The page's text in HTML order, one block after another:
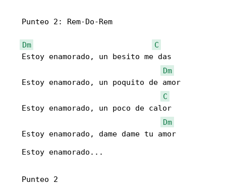
   Punteo 2: Rem-Do-Rem
Dm
C
   Estoy enamorado, un besito me das
Dm
   Estoy enamorado, un poquito de amor
C
   Estoy enamorado, un poco de calor
Dm
   Estoy enamorado, dame dame tu amor
   Estoy enamorado...
   Punteo 2